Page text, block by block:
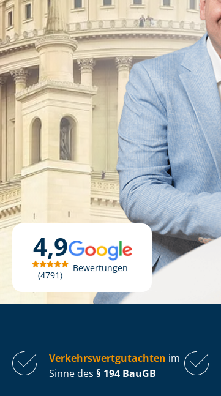
4,9
4791
Bewertungen
Ver­kehrs­wert­gut­ach­ten im
Sinne des § 194 BauGB